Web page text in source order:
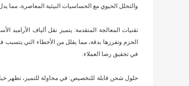
والتحلل الحيوي مع الحساسيات البيئية المعاصرة، مما
تقنيات المعالجة المتقدمة: يتميز نقل ألياف الأراميد
الحزم وتفرزها بدقة، مما يقلل من الأخطاء التي
في تحقيق رضا العملاء.
حلول شحن قابلة للتخصيص: في محاولة للتميز، تظهر